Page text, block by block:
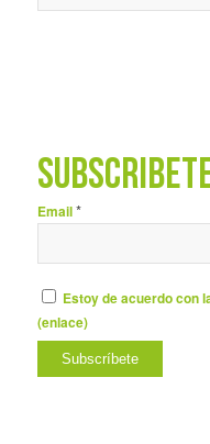
Email*
Estoy de acuerdo con
(enlace)